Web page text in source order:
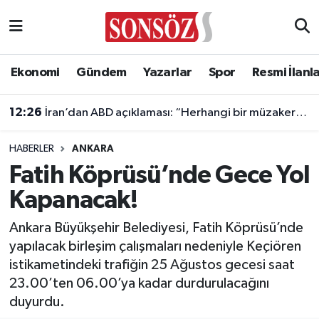
Ekonomi Gündem Yazarlar Spor Resmi
12:26 İran’dan ABD açıklaması: “Herhangi bir müzakere yürütmüyoruz”
HABERLER ANKARA
Fatih Köprüsü’nde Gece Yol
Kapanacak!
Ankara Büyükşehir Belediyesi, Fatih Köprüsü’nde
yapılacak birleşim çalışmaları nedeniyle Keçiören
istikametindeki trafiğin 25 Ağustos gecesi saat
23.00’ten 06.00’ya kadar durdurulacağını
duyurdu.
Asayiş
Biyografi
Çevre
Diğer
Dünya
Eğitim
Ankara Nöbetçi Eczaneler
Ankara Trafik Yoğunluk Haritası
Süper Lig Puan Durumu ve Fikstür
Tüm Manşetler
Son Dakika Haberleri
Haber Arşivi